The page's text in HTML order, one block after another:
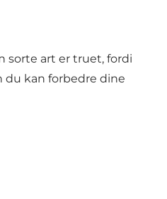
sorte art er truet, fordi
du kan forbedre dine